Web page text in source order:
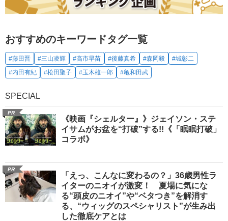
おすすめのキーワードタグ一覧
#藤田晋 #三山凌輝 #高市早苗 #後藤真希 #森岡毅
#城彰二
#内田有紀
#松田聖子 #玉木雄一郎 #亀和田武
SPECIAL
PR
《映画『シェルター』》ジェイソン・ステ
イサムがお盆を“打破”する!!《「眠眠打破」
コラボ》
PR
「えっ、こんなに変わるの？」36歳男性ラ
イターのニオイが激変！ 夏場に気にな
る“頭皮のニオイ”や“ベタつき”を解消す
る、“ウィッグのスペシャリスト”が生み出
した徹底ケアとは